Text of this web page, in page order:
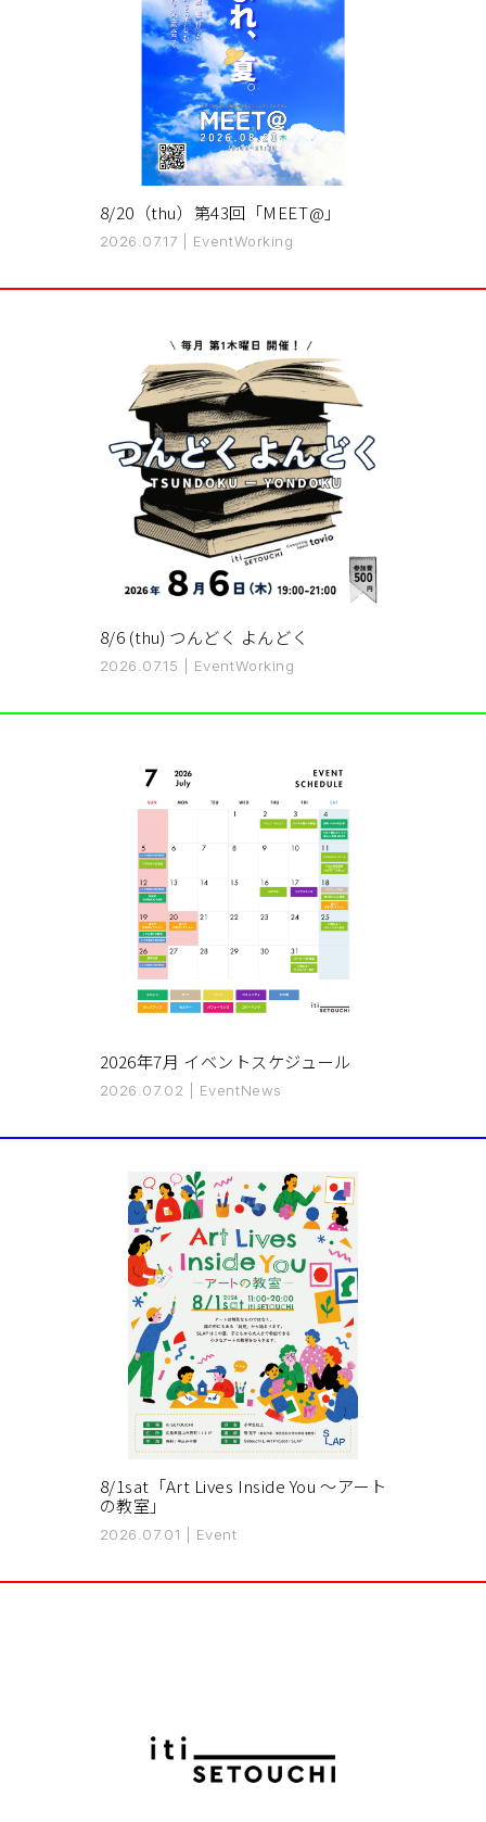
8/20（thu）第43回「MEET@」
2026.07.17 EventWorking
8/6 (thu) つんどく よんどく
2026.07.15 EventWorking
2026年7月 イベントスケジュール
2026.07.02 EventNews
8/1sat「Art Lives Inside You 〜アート
の教室」
2026.07.01 Event